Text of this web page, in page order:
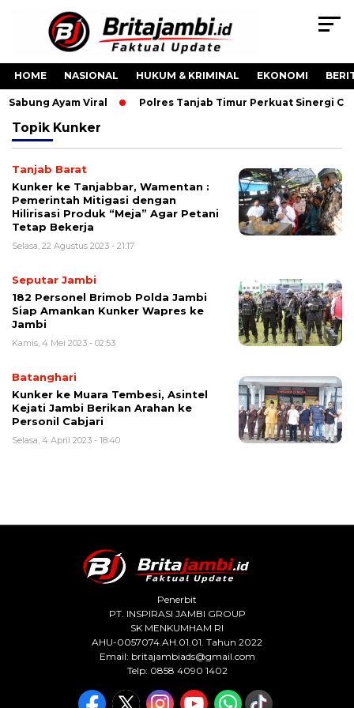
HOME NASIONAL HUKUM & KRIMINAL EKONOMI
Ayam Viral Polres Tanjab Timur Perkuat Sinergi
Topik Kunker
Tanjab Barat
Kunker ke Tanjabbar, Wamentan :
Pemerintah Mitigasi dengan
Hilirisasi Produk “Meja” Agar Petani
Tetap Bekerja
Selasa, 22 Agustus 2023 - 21:17
Seputar Jambi
182 Personel Brimob Polda Jambi
Siap Amankan Kunker Wapres ke
Jambi
Kamis, 4 Mei 2023 - 02:53
Batanghari
Kunker ke Muara Tembesi, Asintel
Kejati Jambi Berikan Arahan ke
Personil Cabjari
Selasa, 4 April 2023 - 18:40
Penerbit
PT. INSPIRASI JAMBI GROUP
SK MENKUMHAM RI
AHU-0057074.AH.01.01. Tahun 2022
Email: britajambiads@gmail.com
Telp: 0858 4090 1402